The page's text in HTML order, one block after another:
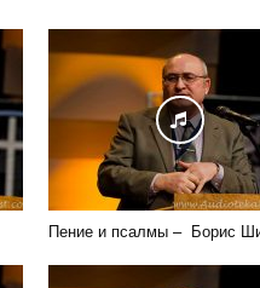
Пение и псалмы – Борис